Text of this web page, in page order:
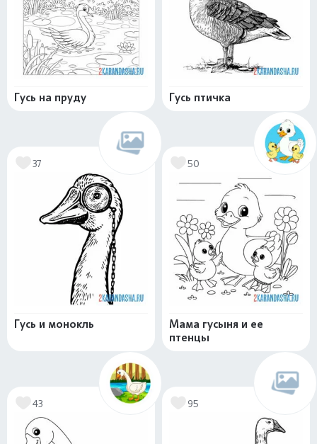
Гусь на пруду Гусь птичка
37
Гусь и монокль
50
Мама гусыня и ее
птенцы
43 95